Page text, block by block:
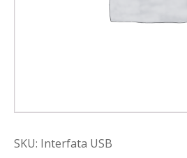
SKU: Interfata USB